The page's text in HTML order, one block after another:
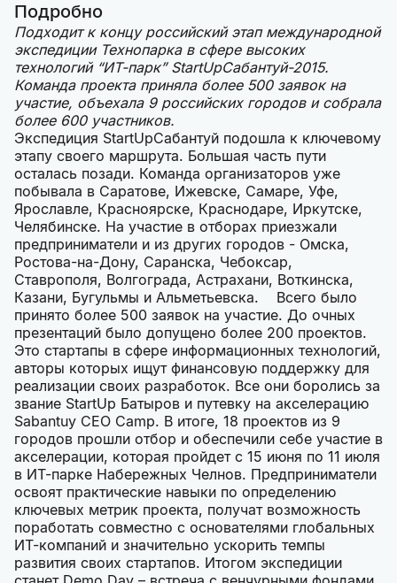
Подробно
Подходит к концу российский этап международной
экспедиции Технопарка в сфере высоких
технологий “ИТ-парк” StartUpСабантуй-2015.
Команда проекта приняла более 500 заявок на
участие, объехала 9 российских городов и собрала
более 600 участников.
Экспедиция StartUpСабантуй подошла к ключевому
этапу своего маршрута. Большая часть пути
осталась позади. Команда организаторов уже
побывала в Саратове, Ижевске, Самаре, Уфе,
Ярославле, Красноярске, Краснодаре, Иркутске,
Челябинске. На участие в отборах приезжали
предприниматели и из других городов - Омска,
Ростова-на-Дону, Саранска, Чебоксар,
Ставрополя, Волгограда, Астрахани, Воткинска,
Казани, Бугульмы и Альметьевска. Всего было
принято более 500 заявок на участие. До очных
презентаций было допущено более 200 проектов.
Это стартапы в сфере информационных технологий,
авторы которых ищут финансовую поддержку для
реализации своих разработок. Все они боролись за
звание StartUp Батыров и путевку на акселерацию
Sabantuy CEO Camp. В итоге, 18 проектов из 9
городов прошли отбор и обеспечили себе участие в
акселерации, которая пройдет с 15 июня по 11 июля
в ИТ-парке Набережных Челнов. Предприниматели
освоят практические навыки по определению
ключевых метрик проекта, получат возможность
поработать совместно с основателями глобальных
ИТ-компаний и значительно ускорить темпы
развития своих стартапов. Итогом экспедиции